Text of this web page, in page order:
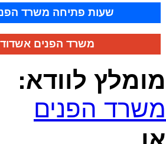
שעות פתיחה משרד
משרד הפנים
מומלץ לוודא:
משרד הפנים